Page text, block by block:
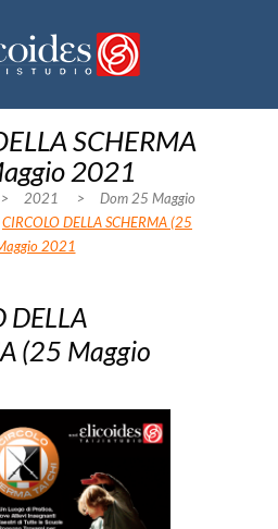
SCHERMA
2021
> 2021 >
Dom 25 Maggio
CIRCOLO DELLA SCHERMA (25
2021
DELLA
(25 Maggio